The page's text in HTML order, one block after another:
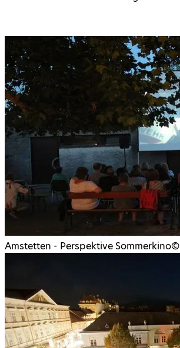
Amstetten - Perspektive Sommerkino©